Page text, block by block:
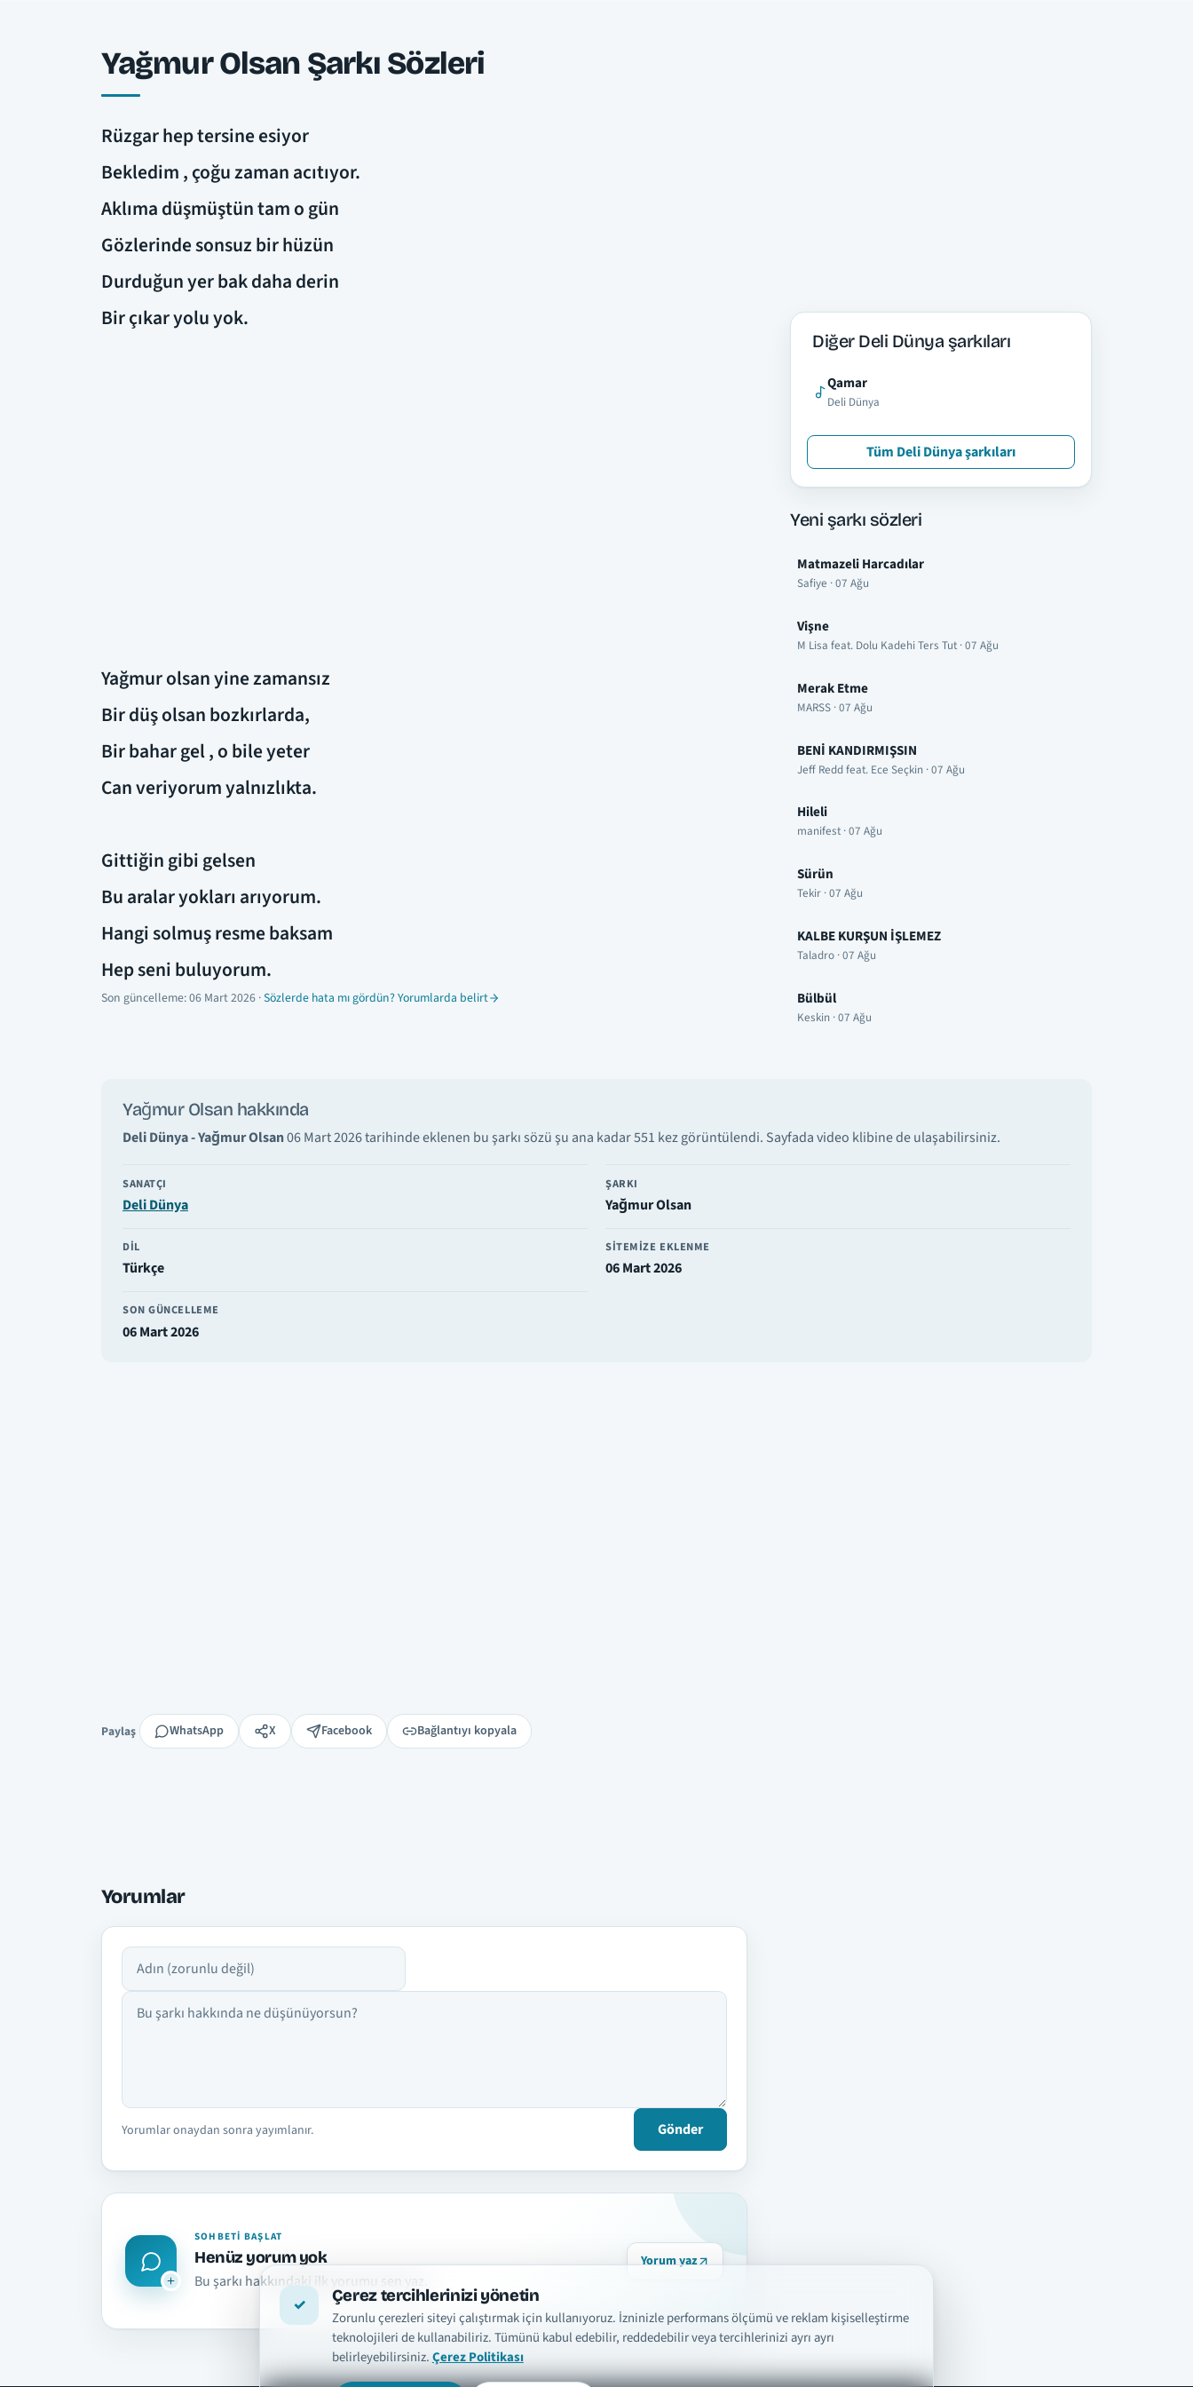
Çerez tercihlerinizi yönetin
Zorunlu çerezleri siteyi çalıştırmak için kullanıyoruz. İzninizle performans ölçümü ve reklam kişiselleştirme
teknolojileri de kullanabiliriz. Tümünü kabul edebilir, reddedebilir veya tercihlerinizi ayrı ayrı
belirleyebilirsiniz.Çerez Politikası
Yağmur Olsan Şarkı Sözleri
Rüzgar hep tersine esiyor
Bekledim , çoğu zaman acıtıyor.
Aklıma düşmüştün tam o gün
Gözlerinde sonsuz bir hüzün
Durduğun yer bak daha derin
Bir çıkar yolu yok.
Yağmur olsan yine zamansız
Bir düş olsan bozkırlarda,
Bir bahar gel , o bile yeter
Can veriyorum yalnızlıkta.
Gittiğin gibi gelsen
Bu aralar yokları arıyorum.
Hangi solmuş resme baksam
Hep seni buluyorum.
Son güncelleme:06 Mart 2026 ·Sözlerde hata mı gördün? Yorumlarda belirt
Yağmur Olsan hakkında
Deli Dünya - Yağmur Olsan06 Mart 2026 tarihinde eklenen bu şarkı sözü şu ana kadar 551 kez görüntülendi. Sayfada video klibine de ulaşabilirsiniz.
SANATÇI
Deli Dünya
ŞARKI
Yağmur Olsan
DIL
Türkçe
SITEMIZE EKLENME
06 Mart 2026
SON GÜNCELLEME
06 Mart 2026
Paylaş
Paylaş WhatsApp X Facebook Bağlantıyı kopyala
Yorumlar
Adın
Yorumun
Yorumlar onaydan sonra yayımlanır. Gönder
SOHBETI BAŞLAT
Henüz yorum yok
Bu şarkı hakkındaki ilk yorumu sen yaz.
Yorum yaz
Diğer Deli Dünya şarkıları
Qamar
Deli Dünya
Tüm Deli Dünya şarkıları
Yeni şarkı sözleri
Matmazeli Harcadılar
Safiye · 07 Ağu
Vişne
M Lisa feat. Dolu Kadehi Ters Tut · 07 Ağu
Merak Etme
MARSS · 07 Ağu
BENİ KANDIRMIŞSIN
Jeff Redd feat. Ece Seçkin · 07 Ağu
Hileli
manifest · 07 Ağu
Sürün
Tekir · 07 Ağu
KALBE KURŞUN İŞLEMEZ
Taladro · 07 Ağu
Bülbül
Keskin · 07 Ağu